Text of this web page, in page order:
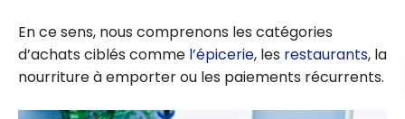
En ce sens, nous comprenons les catégories
d’achats ciblés comme l’épicerie, les restaurants, la
nourriture à emporter ou les paiements récurrents.